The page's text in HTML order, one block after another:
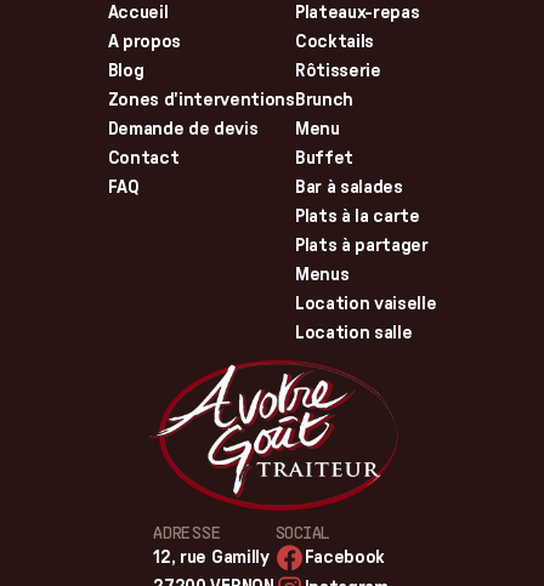
Accueil
A propos
Blog
Zones d'interventions
Demande de devis
Contact
FAQ
Plateaux-repas
Cocktails
Rôtisserie
Brunch
Menu
Buffet
Bar à salades
Plats à la carte
Plats à partager
Menus
Location vaiselle
Location salle
ADRESSE
12, rue Gamilly
SOCIAL
Facebook